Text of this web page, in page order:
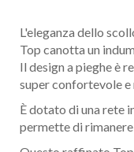
L'eleganza dello
Top canotta un
Il design a pieghe è
super confortevole e
È dotato di una rete
permette di